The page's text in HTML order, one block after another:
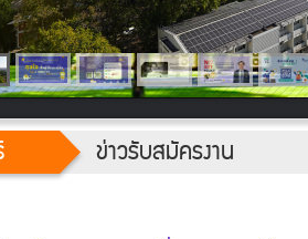
ข่าวรับสมัครงาน